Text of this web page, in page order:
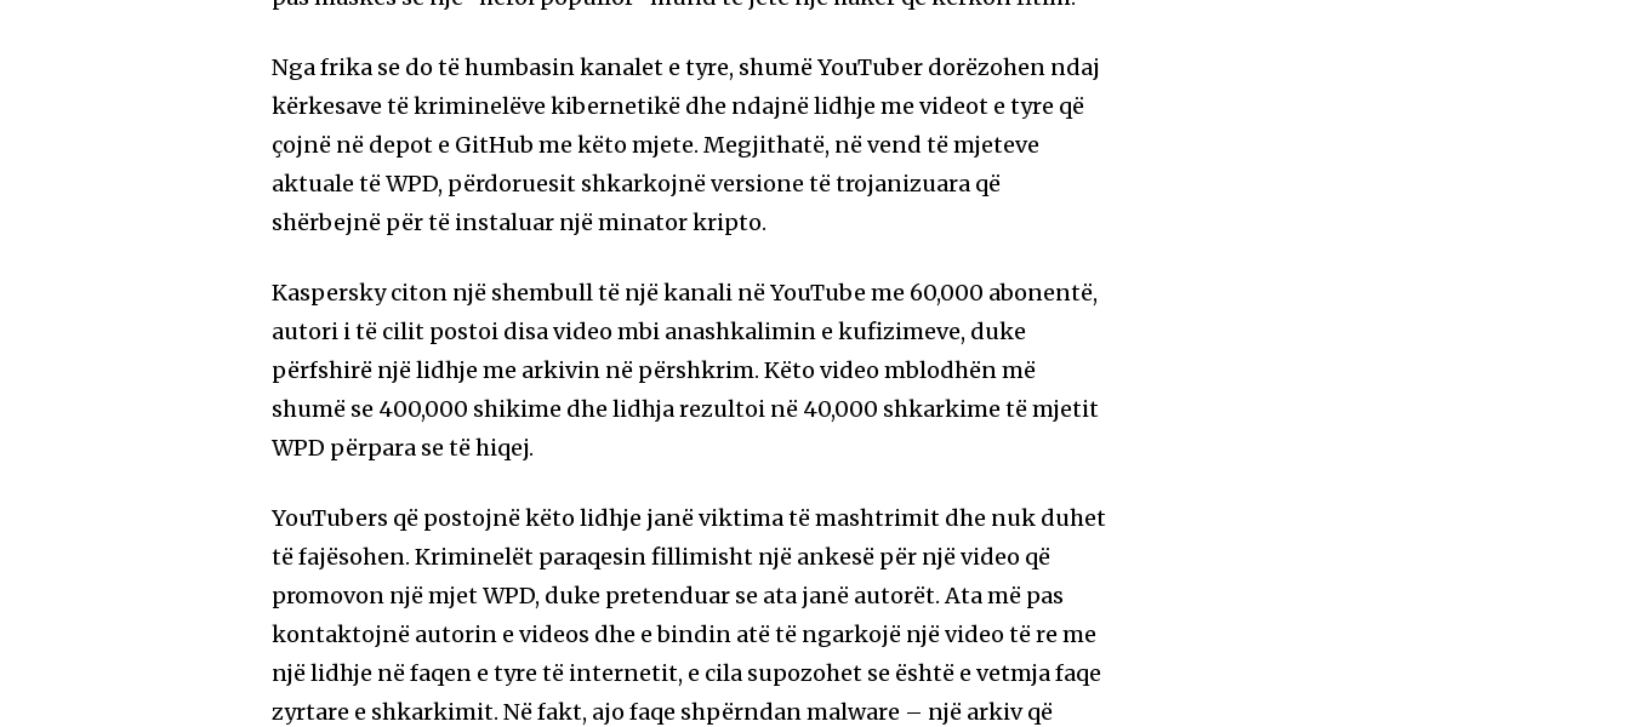
Nga frika se do të humbasin kanalet e tyre, shumë YouTuber dorëzohen ndaj
kërkesave të kriminelëve kibernetikë dhe ndajnë lidhje me videot e tyre që
çojnë në depot e GitHub me këto mjete. Megjithatë, në vend të mjeteve
aktuale të WPD, përdoruesit shkarkojnë versione të trojanizuara që
shërbejnë për të instaluar një minator kripto.
Kaspersky citon një shembull të një kanali në YouTube me 60,000 abonentë,
autori i të cilit postoi disa video mbi anashkalimin e kufizimeve, duke
përfshirë një lidhje me arkivin në përshkrim. Këto video mblodhën më
shumë se 400,000 shikime dhe lidhja rezultoi në 40,000 shkarkime të mjetit
WPD përpara se të hiqej.
YouTubers që postojnë këto lidhje janë viktima të mashtrimit dhe nuk duhet
të fajësohen. Kriminelët paraqesin fillimisht një ankesë për një video që
promovon një mjet WPD, duke pretenduar se ata janë autorët. Ata më pas
kontaktojnë autorin e videos dhe e bindin atë të ngarkojë një video të re me
një lidhje në faqen e tyre të internetit, e cila supozohet se është e vetmja faqe
zyrtare e shkarkimit. Në fakt, ajo faqe shpërndan malware – një arkiv që